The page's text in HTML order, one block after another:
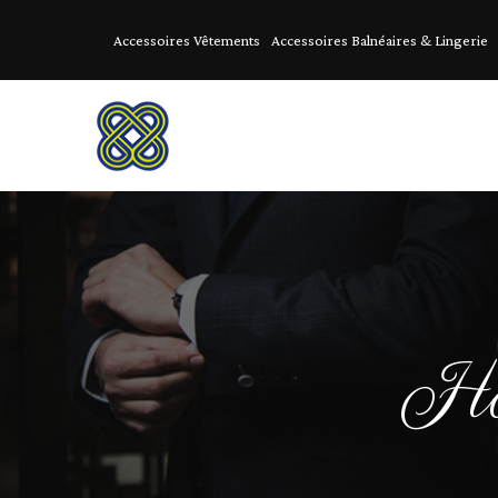
Accessoires Vêtements Accessoires Balnéaires & Lingerie